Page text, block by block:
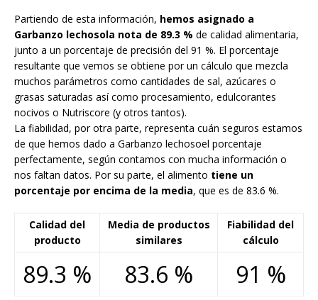
Partiendo de esta información, hemos asignado a
Garbanzo lechosola nota de 89.3 % de calidad alimentaria,
junto a un porcentaje de precisión del 91 %. El porcentaje
resultante que vemos se obtiene por un cálculo que mezcla
muchos parámetros como cantidades de sal, azúcares o
grasas saturadas así como procesamiento, edulcorantes
nocivos o Nutriscore (y otros tantos).
La fiabilidad, por otra parte, representa cuán seguros estamos
de que hemos dado a Garbanzo lechosoel porcentaje
perfectamente, según contamos con mucha información o
nos faltan datos. Por su parte, el alimento tiene un
porcentaje por encima de la media, que es de 83.6 %.
Calidad del
producto
Media de productos
similares
Fiabilidad del
cálculo
89.3 % 83.6 % 91 %